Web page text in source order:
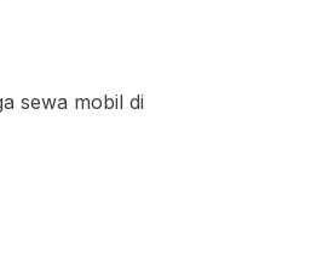
sewa mobil di